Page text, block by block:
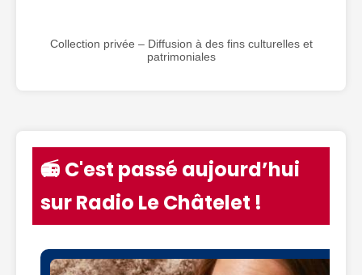
Collection privée – Diffusion à des fins culturelles et
patrimoniales
📻 C'est passé aujourd’hui
sur Radio Le Châtelet !